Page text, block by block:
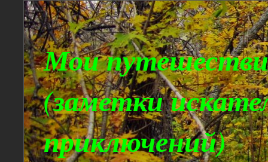
Мои
(заметки
приключений)